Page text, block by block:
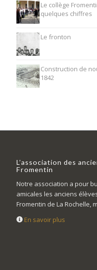
Le collège
quelques chiffres
Le fronton
Construction de
1842
L’association des
Fromentin
Notre association a pour
amicales les anciens
Fromentin de La Rochelle,
En savoir plus